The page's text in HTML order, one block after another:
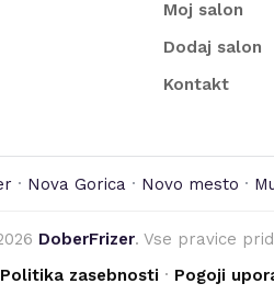
Moj salon
Dodaj salon
Kontakt
· Nova Gorica · Novo mesto ·
DoberFrizer. Vse pravice
Politika zasebnosti · Pogoji